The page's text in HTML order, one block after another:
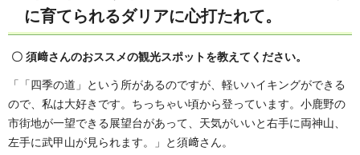
に育てられるダリアに心打たれて。
〇 須﨑さんのおススメの観光スポットを教えてください。
「「四季の道」という所があるのですが、軽いハイキングができる
ので、私は大好きです。ちっちゃい頃から登っています。小鹿野の
市街地が一望できる展望台があって、天気がいいと右手に両神山、
左手に武甲山が見られます。」と須﨑さん。